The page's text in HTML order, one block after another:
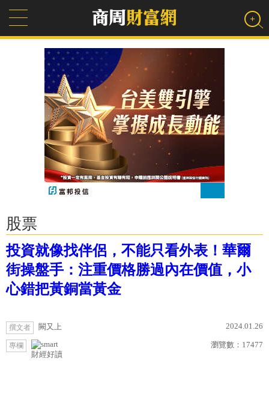
股票
投資就像找伴侶，不能只看外表！華爾
街操盤手：注重價格勝過內在價值，小
心錯把黃銅當黃金
撰文者 闕又上 2024.01.26
專欄
財經好讀
瀏覽數： 17477